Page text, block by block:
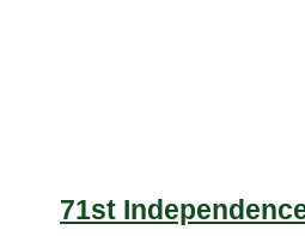
71st